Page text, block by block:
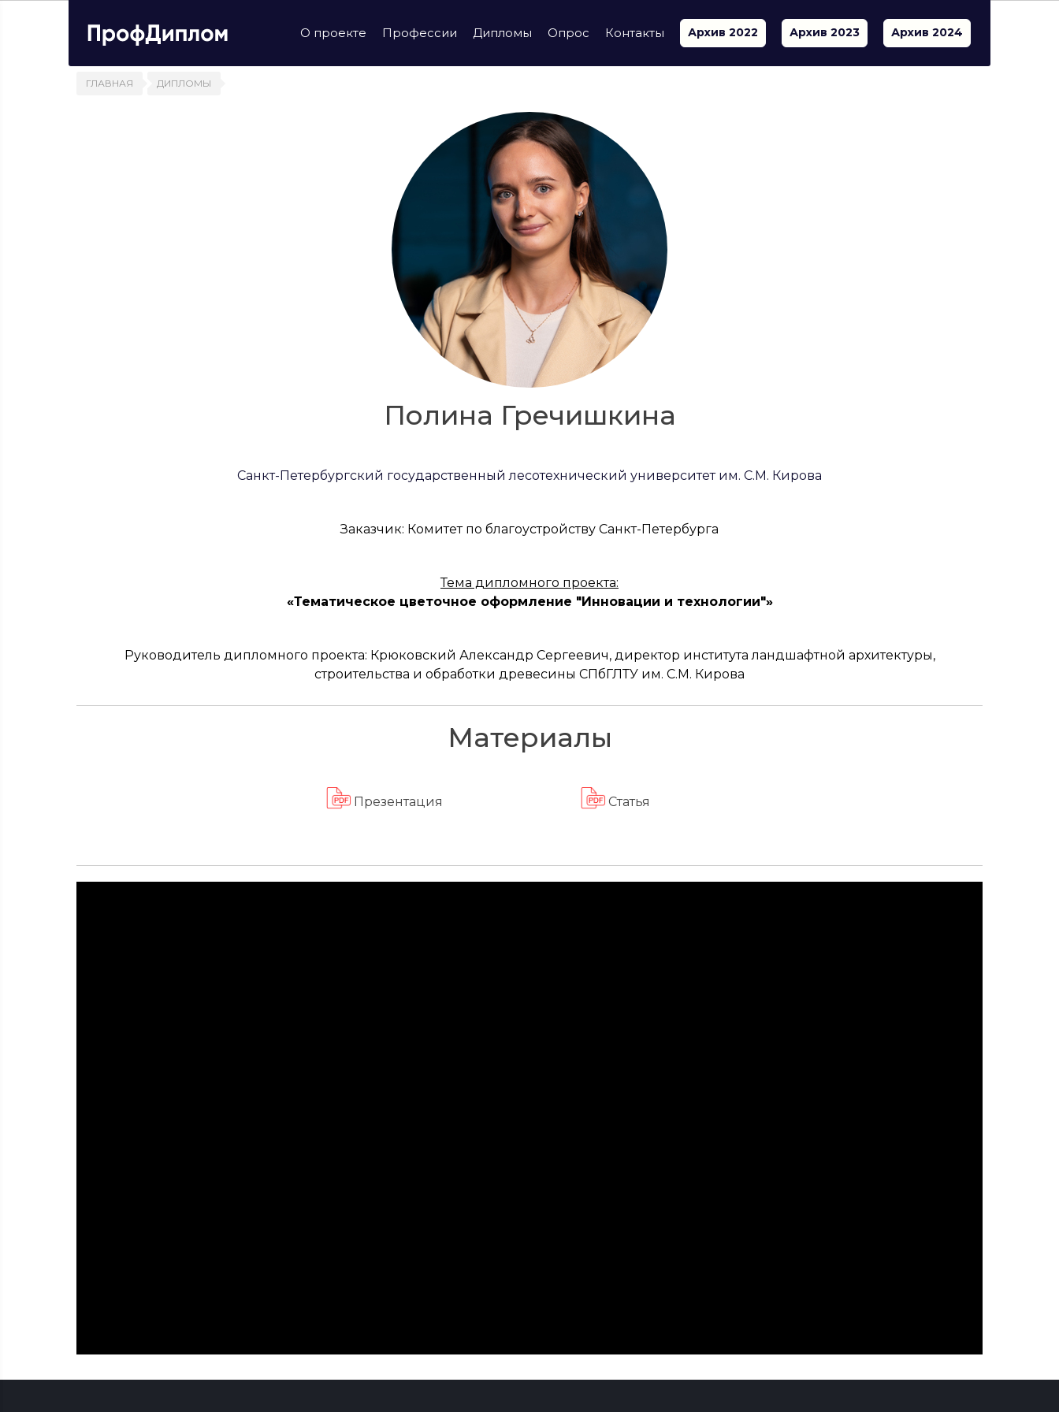
О проекте Профессии Дипломы Опрос Контакты Архив 2022 Архив 2023 Архив 2024
ГЛАВНАЯ ДИПЛОМЫ
Полина Гречишкина
Санкт-Петербургский государственный лесотехнический университет им. С.М. Кирова
Заказчик: Комитет по благоустройству Санкт-Петербурга
Тема дипломного проекта:
«Тематическое цветочное оформление "Инновации и технологии"»
Руководитель дипломного проекта: Крюковский Александр Сергеевич, директор института ландшафтной архитектуры,
строительства и обработки древесины СПбГЛТУ им. С.М. Кирова
Материалы
Презентация Статья